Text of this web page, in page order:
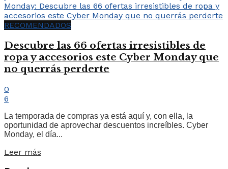
RECOMENDADOS
Descubre las 66 ofertas irresistibles de
ropa y accesorios este Cyber Monday que
no querrás perderte
0
6
La temporada de compras ya está aquí y, con ella, la
oportunidad de aprovechar descuentos increíbles. Cyber
Monday, el día...
Leer más